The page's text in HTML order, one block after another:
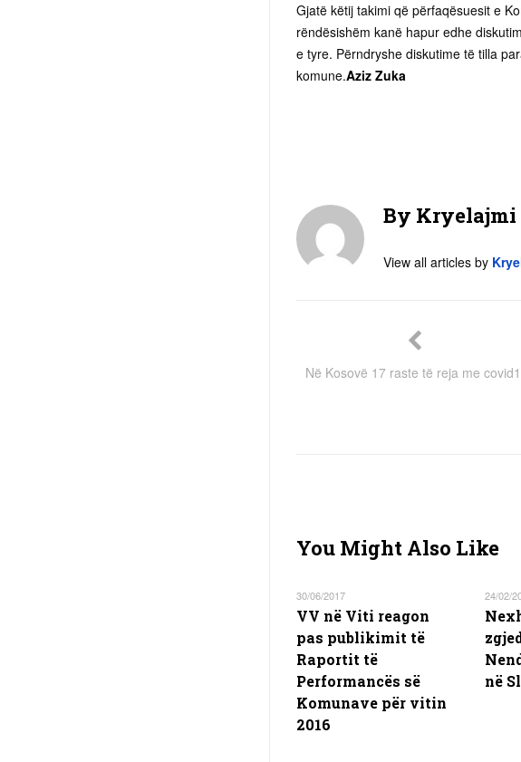
Gjatë këtij takimi që përfaqësuesit e
rëndësishëm kanë hapur edhe
e tyre. Përndryshe diskutime të tilla
komune.Aziz Zuka
By Kryelajmi
View all articles by
Në Kosovë 17 raste të reja me
You Might Also Like
30/06/2017
VV në Viti reagon
pas publikimit të
Raportit të
Performancës së
Komunave për vitin
2016
24/02/
në